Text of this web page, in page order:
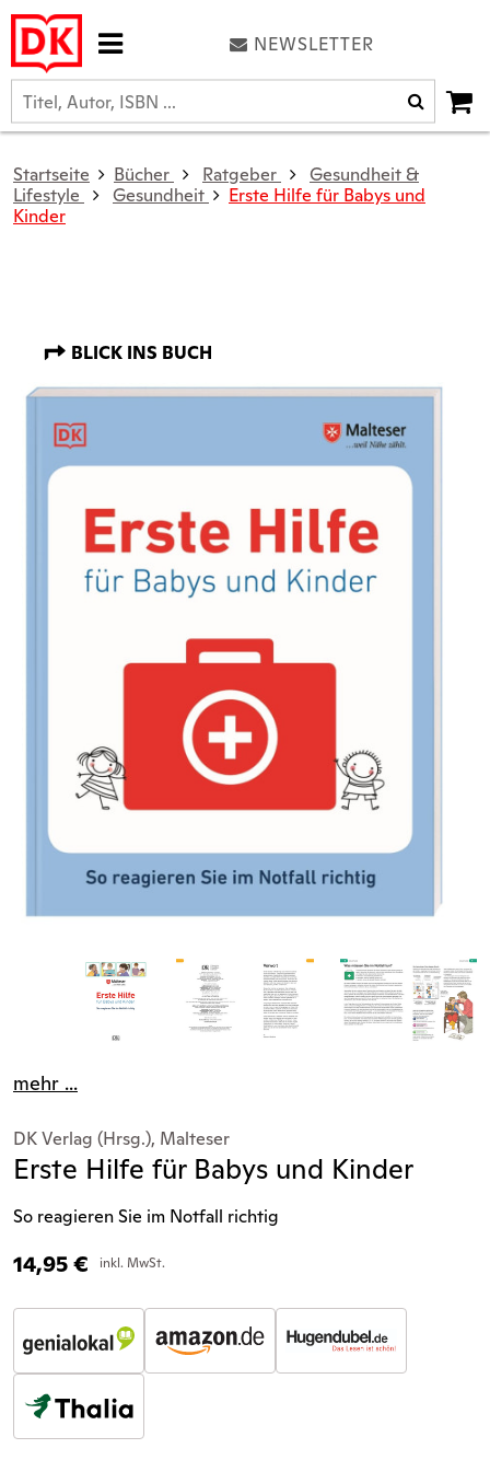
NEWSLETTER
Startseite Bücher Ratgeber
Gesundheit &
Lifestyle
Gesundheit
Erste Hilfe für Babys und
Kinder
BLICK INS BUCH
mehr ...
DK Verlag (Hrsg.), Malteser
Erste Hilfe für Babys und Kinder
So reagieren Sie im Notfall richtig
14,95€ inkl. MwSt.